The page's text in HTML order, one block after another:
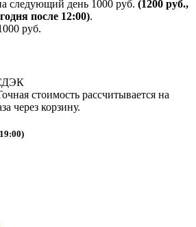
следующий день 1000 руб. (1200 руб.,
после 12:00).
руб.
стоимость рассчитывается на
через корзину.